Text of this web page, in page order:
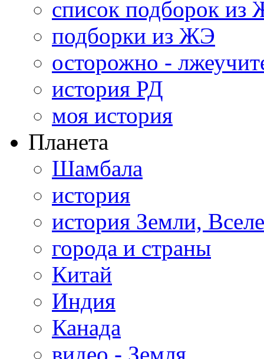
список подборок из
подборки из ЖЭ
осторожно -
история РД
моя история
Планета
Шамбала
история
история Земли,
города и страны
Китай
Индия
Канада
видео - Земля